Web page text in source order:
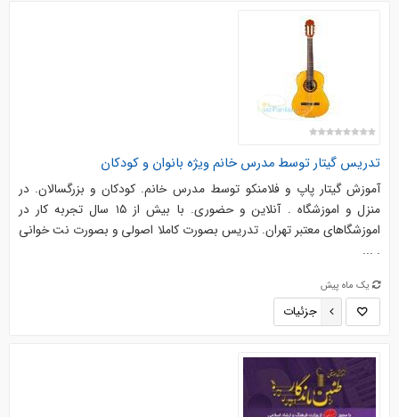
تدریس گیتار توسط مدرس خانم ویژه بانوان و کودکان
آموزش گیتار پاپ و فلامنکو توسط مدرس خانم. کودکان و بزرگسالان. در
منزل و اموزشگاه . آنلاین و حضوری. با بیش از ۱۵ سال تجربه کار در
اموزشگاهای معتبر تهران. تدریس بصورت کاملا اصولی و بصورت نت خوانی
. ...
یک ماه پیش
جزئیات